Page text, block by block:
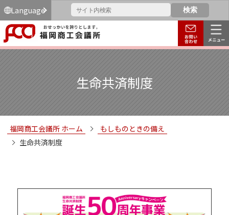
Language
生命共済制度
福岡商工会議所 ホーム
もしものときの備え
生命共済制度